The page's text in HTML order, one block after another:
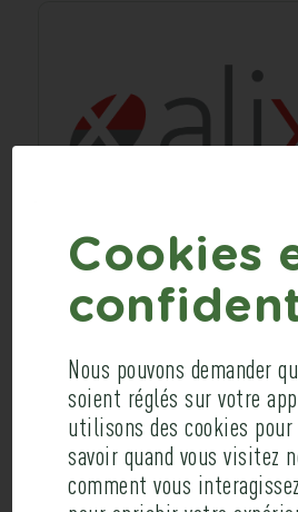
Cookies
Nous pouvons demander
soient réglés sur votre
utilisons des cookies
savoir quand vous visitez
comment vous